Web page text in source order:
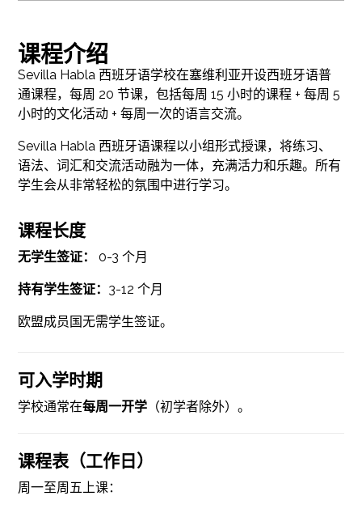
课程介绍
Sevilla Habla 西班牙语学校在塞维利亚开设西班牙语普
通课程，每周 20 节课，包括每周 15 小时的课程 + 每周 5
小时的文化活动 + 每周一次的语言交流。
Sevilla Habla 西班牙语课程以小组形式授课，将练习、
语法、词汇和交流活动融为一体，充满活力和乐趣。所有
学生会从非常轻松的氛围中进行学习。
课程长度
无学生签证： 0-3 个月
持有学生签证： 3-12 个月
欧盟成员国无需学生签证。
可入学时期
学校通常在每周一开学 （初学者除外）。
课程表（工作日）
周一至周五上课：